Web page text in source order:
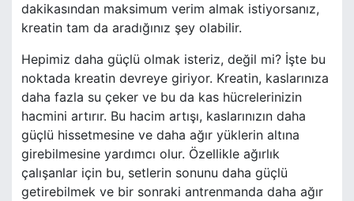
dakikasından maksimum verim almak istiyorsanız,
kreatin tam da aradığınız şey olabilir.
Hepimiz daha güçlü olmak isteriz, değil mi? İşte bu
noktada kreatin devreye giriyor. Kreatin, kaslarınıza
daha fazla su çeker ve bu da kas hücrelerinizin
hacmini artırır. Bu hacim artışı, kaslarınızın daha
güçlü hissetmesine ve daha ağır yüklerin altına
girebilmesine yardımcı olur. Özellikle ağırlık
çalışanlar için bu, setlerin sonunu daha güçlü
getirebilmek ve bir sonraki antrenmanda daha ağır